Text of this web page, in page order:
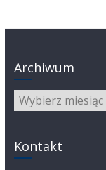
Archiwum
Archiwum
Kontakt